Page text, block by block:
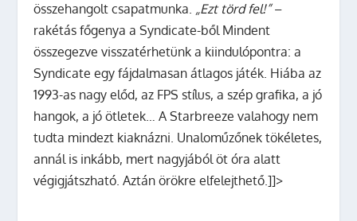
összehangolt csapatmunka. „Ezt törd fel!”–
rakétás főgenya a Syndicate-ből Mindent
összegezve visszatérhetünk a kiindulópontra: a
Syndicate egy fájdalmasan átlagos játék. Hiába az
1993-as nagy előd, az FPS stílus, a szép grafika, a jó
hangok, a jó ötletek… A Starbreeze valahogy nem
tudta mindezt kiaknázni. Unaloműzőnek tökéletes,
annál is inkább, mert nagyjából öt óra alatt
végigjátszható. Aztán örökre elfelejthető.]]>